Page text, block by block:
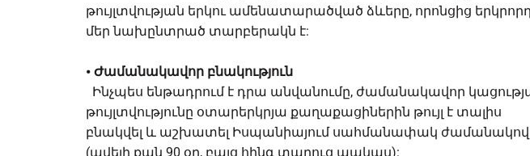
թույլտվության երկու ամենատարածված ձևերը, որոնցից
մեր նախընտրած տարբերակն է:
⦁ Ժամանակավոր բնակություն
Ինչպես ենթադրում է դրա անվանումը, ժամանակավոր
թույլտվությունը օտարերկրյա քաղաքացիներին թույլ է տալիս
բնակվել և աշխատել Իսպանիայում սահմանափակ ժամանակով
(ավելի քան 90 օր, բայց հինգ տարուց պակաս):